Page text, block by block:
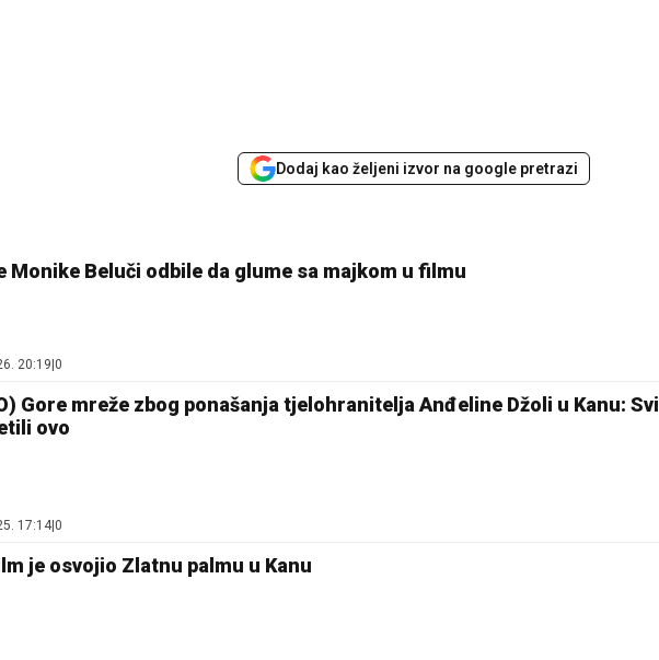
Dodaj kao željeni izvor na google pretrazi
Monike Beluči odbile da glume sa majkom u filmu
20:19 0
Gore mreže zbog ponašanja tjelohranitelja Anđeline Džoli u Kanu:
ovo
17:14 0
je osvojio Zlatnu palmu u Kanu